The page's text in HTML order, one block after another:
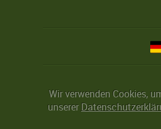
Wir verwenden Cookies,
unserer